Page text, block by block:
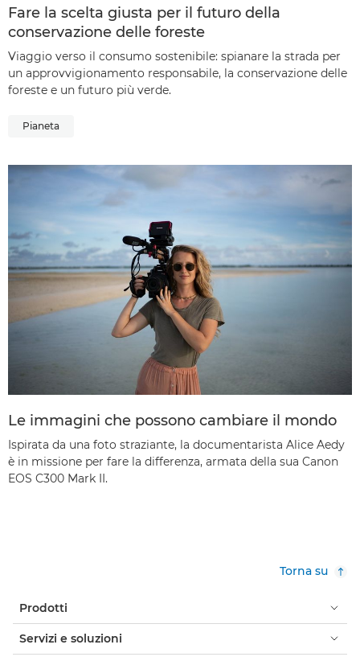
Fare la scelta giusta per il futuro della
conservazione delle foreste
Viaggio verso il consumo sostenibile: spianare la strada per
un approvvigionamento responsabile, la conservazione delle
foreste e un futuro più verde.
Pianeta
Le immagini che possono cambiare il mondo
Ispirata da una foto straziante, la documentarista Alice Aedy
è in missione per fare la differenza, armata della sua Canon
EOS C300 Mark II.
Torna su
Prodotti
Servizi e soluzioni